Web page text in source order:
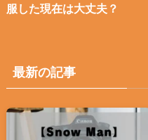
服した現在は大丈夫？
最新の記事